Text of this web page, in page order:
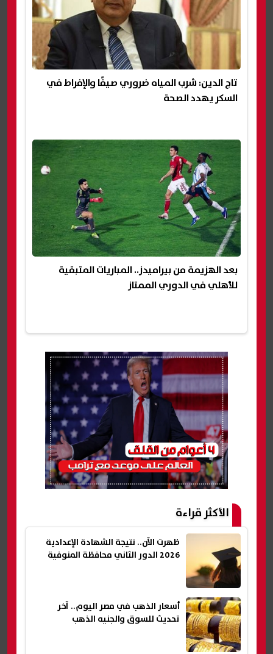
تاج الدين: شرب المياه ضروري صيفًا والإفراط في
السكر يهدد الصحة
بعد الهزيمة من بيراميدز.. المباريات المتبقية
للأهلي في الدوري الممتاز
الأكثر قراءة
ظهرت الآن.. نتيجة الشهادة الإعدادية
2026 الدور الثاني محافظة المنوفية
أسعار الذهب في مصر اليوم.. آخر
تحديث للسوق والجنيه الذهب